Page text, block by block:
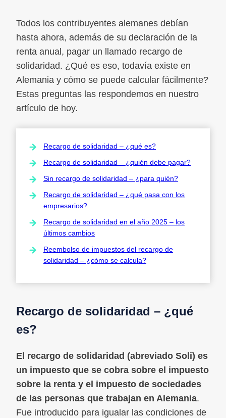
Todos los contribuyentes alemanes debían
hasta ahora, además de su declaración de la
renta anual, pagar un llamado recargo de
solidaridad. ¿Qué es eso, todavía existe en
Alemania y cómo se puede calcular fácilmente?
Estas preguntas las respondemos en nuestro
artículo de hoy.
Recargo de solidaridad – ¿qué es?
Recargo de solidaridad – ¿quién debe pagar?
Sin recargo de solidaridad – ¿para quién?
Recargo de solidaridad – ¿qué pasa con los
empresarios?
Recargo de solidaridad en el año 2025 – los
últimos cambios
Reembolso de impuestos del recargo de
solidaridad – ¿cómo se calcula?
Recargo de solidaridad – ¿qué
es?
El recargo de solidaridad (abreviado Soli) es
un impuesto que se cobra sobre el impuesto
sobre la renta y el impuesto de sociedades
de las personas que trabajan en Alemania.
Fue introducido para igualar las condiciones de